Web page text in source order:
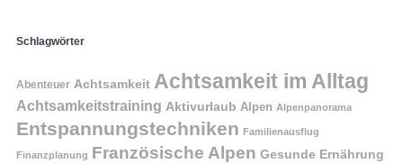
Schlagwörter
Abenteuer Achtsamkeit Achtsamkeit im Alltag
Achtsamkeitstraining Aktivurlaub Alpen Alpenpanorama
Entspannungstechniken Familienausflug
Finanzplanung Französische Alpen Gesunde Ernährung